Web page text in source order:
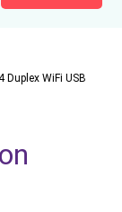
WiFi USB